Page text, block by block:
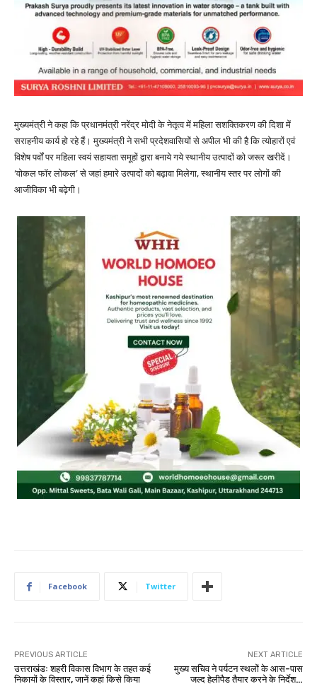
मुख्यमंत्री ने कहा कि प्रधानमंत्री नरेंद्र मोदी के नेतृत्व में महिला सशक्तिकरण की दिशा में
सराहनीय कार्य हो रहे हैं। मुख्यमंत्री ने सभी प्रदेशवासियों से अपील भी की है कि त्योहारों एवं
विशेष पर्वों पर महिला स्वयं सहायता समूहों द्वारा बनाये गये स्थानीय उत्पादों को जरूर खरीदें।
‘वोकल फॉर लोकल’ से जहां हमारे उत्पादों को बढ़ावा मिलेगा, स्थानीय स्तर पर लोगों की
आजीविका भी बढ़ेगी।
Facebook Twitter
PREVIOUS ARTICLE
उत्तराखंडः शहरी विकास विभाग के तहत कई
निकायों के विस्तार, जानें कहां किसे किया
NEXT ARTICLE
मुख्य सचिव ने पर्यटन स्थलों के आस-पास
जल्द हेलीपैड तैयार करने के निर्देश…